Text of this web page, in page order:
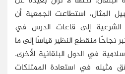
المثال، استطاعت الجمعية أن
الشرعية إلى قاعات الدرس في
نجاحًا منقطع النظير قياسًا إلى ما
في الدول البلقانية الأخرى.
مثيله في استعادة الممتلكات